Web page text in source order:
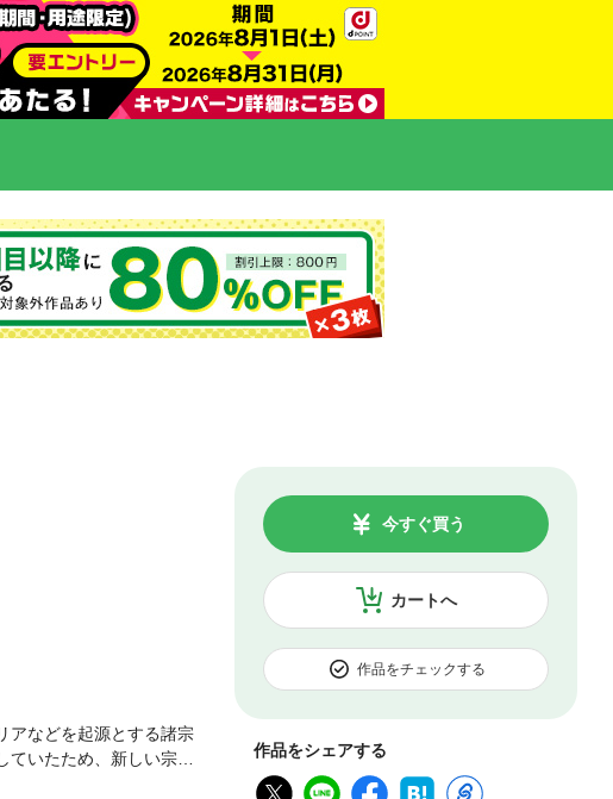
カートへ
今すぐ買う
作品をチェックする
作品をシェアする
アなどを起源とする諸宗
いたため、新しい宗教
まで、ローマ帝国全域